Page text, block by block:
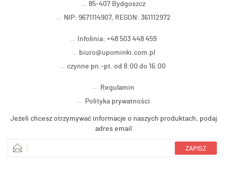
85-407 Bydgoszcz
NIP: 9671114907, REGON: 361112972
Infolinia: +48 503 448 459
biuro@upominki.com.pl
czynne pn.-pt. od 8:00 do 16:00
Regulamin
Polityka prywatności
Jeżeli chcesz otrzymywać informacje o naszych produktach, podaj
adres email